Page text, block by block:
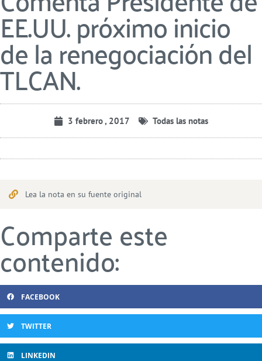
EE.UU. próximo inicio
de la renegociación del
TLCAN.
3 febrero , 2017 Todas las notas
Lea la nota en su fuente original
Comparte este
contenido:
FACEBOOK
TWITTER
LINKEDIN